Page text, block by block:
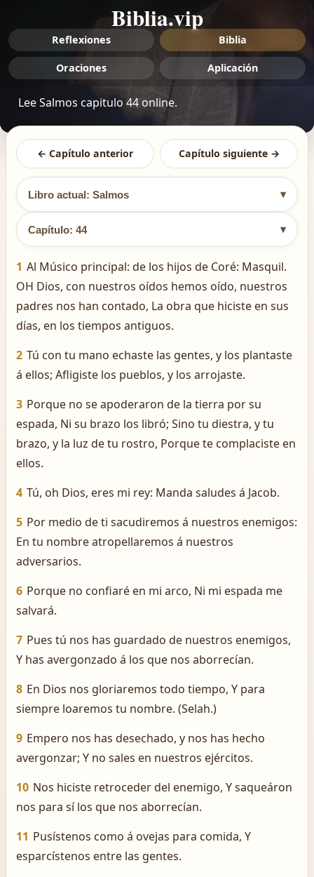
Biblia.vip
Reflexiones Biblia
Oraciones Aplicación
Lee Salmos capitulo 44 online.
← Capítulo anterior Capítulo siguiente →
Libro actual: Salmos ▾
Capítulo: 44 ▾
1 Al Músico principal: de los hijos de Coré: Masquil.
OH Dios, con nuestros oídos hemos oído, nuestros
padres nos han contado, La obra que hiciste en sus
días, en los tiempos antiguos.
2 Tú con tu mano echaste las gentes, y los plantaste
á ellos; Afligiste los pueblos, y los arrojaste.
3 Porque no se apoderaron de la tierra por su
espada, Ni su brazo los libró; Sino tu diestra, y tu
brazo, y la luz de tu rostro, Porque te complaciste en
ellos.
4 Tú, oh Dios, eres mi rey: Manda saludes á Jacob.
5 Por medio de ti sacudiremos á nuestros enemigos:
En tu nombre atropellaremos á nuestros
adversarios.
6 Porque no confiaré en mi arco, Ni mi espada me
salvará.
7 Pues tú nos has guardado de nuestros enemigos,
Y has avergonzado á los que nos aborrecían.
8 En Dios nos gloriaremos todo tiempo, Y para
siempre loaremos tu nombre. (Selah.)
9 Empero nos has desechado, y nos has hecho
avergonzar; Y no sales en nuestros ejércitos.
10 Nos hiciste retroceder del enemigo, Y saqueáron
nos para sí los que nos aborrecían.
11 Pusístenos como á ovejas para comida, Y
esparcístenos entre las gentes.